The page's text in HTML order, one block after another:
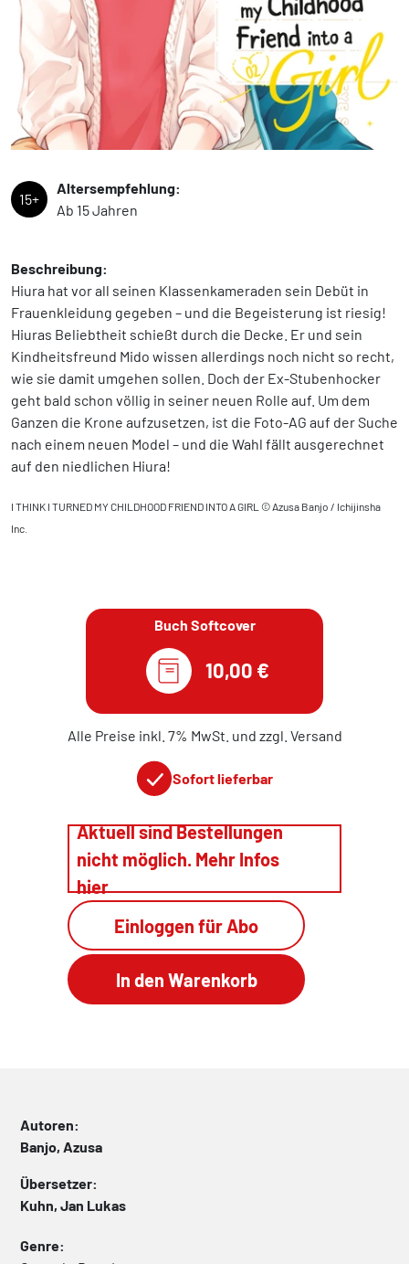
15+
Altersempfehlung:
Ab 15 Jahren
Beschreibung:
Hiura hat vor all seinen Klassenkameraden sein Debüt in
Frauenkleidung gegeben – und die Begeisterung ist riesig!
Hiuras Beliebtheit schießt durch die Decke. Er und sein
Kindheitsfreund Mido wissen allerdings noch nicht so recht,
wie sie damit umgehen sollen. Doch der Ex-Stubenhocker
geht bald schon völlig in seiner neuen Rolle auf. Um dem
Ganzen die Krone aufzusetzen, ist die Foto-AG auf der Suche
nach einem neuen Model – und die Wahl fällt ausgerechnet
auf den niedlichen Hiura!
I THINK I TURNED MY CHILDHOOD FRIEND INTO A GIRL © Azusa Banjo / Ichijinsha
Inc.
Buch Softcover
10,00 €
Alle Preise inkl. 7% MwSt. und zzgl. Versand
Sofort lieferbar
Aktuell sind Bestellungen
nicht möglich. Mehr Infos
hier
Einloggen für Abo
Autoren:
Banjo, Azusa
Übersetzer:
Kuhn, Jan Lukas
Genre: